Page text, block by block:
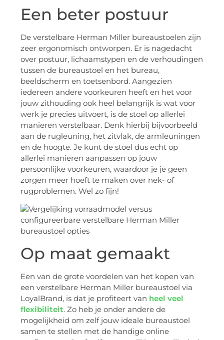
Een beter postuur
De verstelbare Herman Miller bureaustoelen zijn
zeer ergonomisch ontworpen. Er is nagedacht
over postuur, lichaamstypen en de verhoudingen
tussen de bureaustoel en het bureau,
beeldscherm en toetsenbord. Aangezien
iedereen andere voorkeuren heeft en het voor
jouw zithouding ook heel belangrijk is wat voor
werk je precies uitvoert, is de stoel op allerlei
manieren verstelbaar. Denk hierbij bijvoorbeeld
aan de rugleuning, het zitvlak, de armleuningen
en de hoogte. Je kunt de stoel dus echt op
allerlei manieren aanpassen op jouw
persoonlijke voorkeuren, waardoor je je geen
zorgen meer hoeft te maken over nek- of
rugproblemen. Wel zo fijn!
Op maat gemaakt
Een van de grote voordelen van het kopen van
een verstelbare Herman Miller bureaustoel via
LoyalBrand, is dat je profiteert van heel veel
flexibiliteit. Zo heb je onder andere de
mogelijkheid om zelf jouw ideale bureaustoel
samen te stellen met de handige online